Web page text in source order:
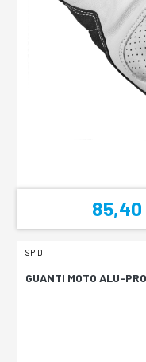
SPIDI
GUANTI MOTO ALU-